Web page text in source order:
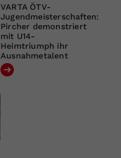
VARTA ÖTV-
Jugendmeisterschaften:
Pircher demonstriert
mit U14-
Heimtriumph ihr
Ausnahmetalent